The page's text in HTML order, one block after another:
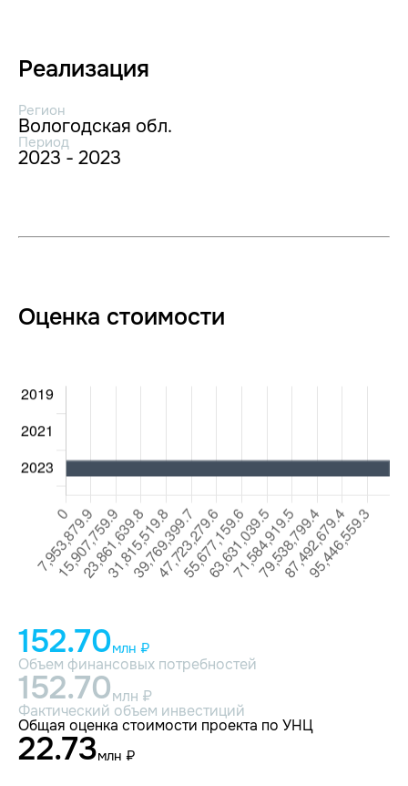
Реализация
Регион
Вологодская обл.
Период
2023 - 2023
Оценка стоимости
152.70млн ₽
Объем финансовых потребностей
152.70млн ₽
Фактический объем инвестиций
Общая оценка стоимости проекта по УНЦ
22.73млн ₽